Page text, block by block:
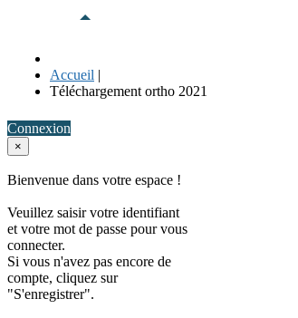
Accueil |
Téléchargement ortho 2021
Connexion
×
Bienvenue dans votre espace !
Veuillez saisir votre identifiant
et votre mot de passe pour vous
connecter.
Si vous n'avez pas encore de
compte, cliquez sur
"S'enregistrer".